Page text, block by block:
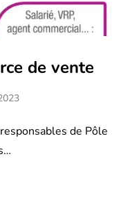
de vente
de Pôle